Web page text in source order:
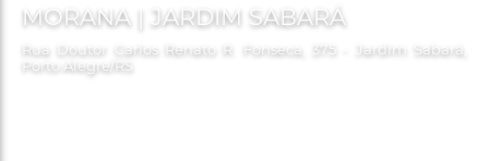
MORANA | JARDIM SABARÁ
Rua Doutor Carlos Renato R. Fonseca, 375 - Jardim Sabará,
Porto Alegre/RS